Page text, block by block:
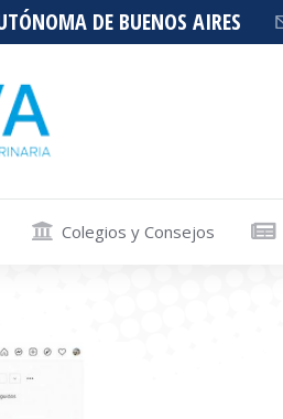
DE BUENOS AIRES
Colegios y Consejos